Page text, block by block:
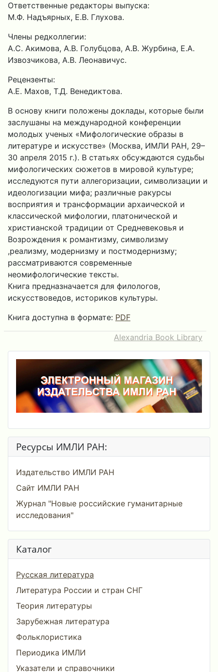
Ответственные редакторы выпуска:
М.Ф. Надъярных, Е.В. Глухова.
Члены редколлегии:
А.С. Акимова, А.В. Голубцова, А.В. Журбина, Е.А.
Извозчикова, А.В. Леонавичус.
Рецензенты:
А.Е. Махов, Т.Д. Венедиктова.
В основу книги положены доклады, которые были
заслушаны на международной конференции
молодых ученых «Мифологические образы в
литературе и искусстве» (Москва, ИМЛИ РАН, 29–
30 апреля 2015 г.). В статьях обсуждаются судьбы
мифологических сюжетов в мировой культуре;
исследуются пути аллегоризации, символизации и
идеологизации мифа; различные ракурсы
восприятия и трансформации архаической и
классической мифологии, платонической и
христианской традиции от Средневековья и
Возрождения к романтизму, символизму
,реализму, модернизму и постмодернизму;
рассматриваются современные
неомифологические тексты.
Книга предназначается для филологов,
искусствоведов, историков культуры.
Книга доступна в формате: PDF
Alexandria Book Library
Ресурсы ИМЛИ РАН:
Издательство ИМЛИ РАН
Сайт ИМЛИ РАН
Журнал "Новые российские гуманитарные
исследования"
Каталог
Русская литература
Литература России и стран СНГ
Теория литературы
Зарубежная литература
Фольклористика
Периодика ИМЛИ
Указатели и справочники